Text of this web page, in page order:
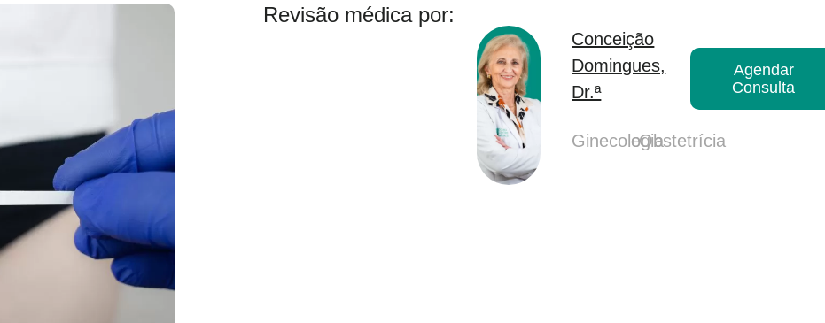
Revisão médica por:
Conceição
Domingues,
Dr.ª
Ginecologia
eObstetrícia
Agendar
Consulta